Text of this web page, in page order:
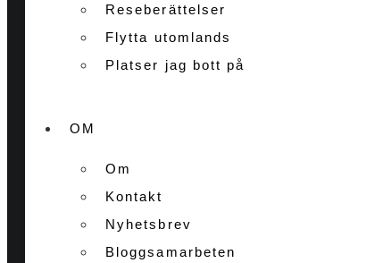
Reseberättelser
Flytta utomlands
Platser jag bott på
OM
Om
Kontakt
Nyhetsbrev
Bloggsamarbeten